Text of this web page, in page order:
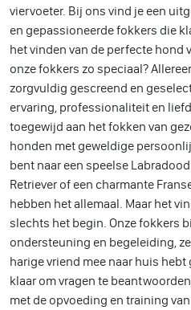
viervoeter. Bij ons vind je een
en gepassioneerde fokkers die
het vinden van de perfecte hond
onze fokkers zo speciaal?
zorgvuldig gescreend en
ervaring, professionaliteit en
toegewijd aan het fokken van
honden met geweldige
bent naar een speelse
Retriever of een charmante
hebben het allemaal. Maar het
slechts het begin. Onze fokkers
ondersteuning en begeleiding,
harige vriend mee naar huis
klaar om vragen te
met de opvoeding en training